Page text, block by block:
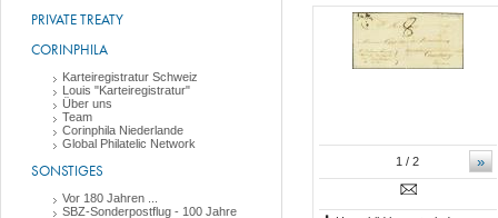
PRIVATE TREATY
CORINPHILA
Karteiregistratur Schweiz
Louis "Karteiregistratur"
Über uns
Team
Corinphila Niederlande
Global Philatelic Network
SONSTIGES
Vor 180 Jahren ...
SBZ-Sonderpostflug - 100 Jahre
»
1 / 2